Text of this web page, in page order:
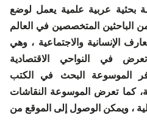
بحثية عربية علمية يعمل لوضع
الباحثين المتخصصين في العالم
الإنسانية والاجتماعية ، وهي
في النواحي الاقتصادية
الموسوعة البحث في الكتب
كما تعرض الموسوعة النقاشات
، ويمكن الوصول إلى الموقع من